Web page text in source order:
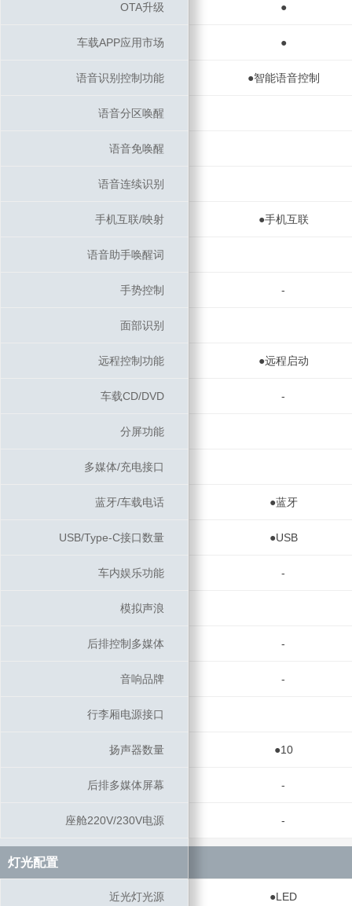
OTA升级 ●
车载APP应用市场 ●
语音识别控制功能 ●智能语音控制
语音分区唤醒
语音免唤醒
语音连续识别
手机互联/映射 ●手机互联
语音助手唤醒词
手势控制 -
面部识别
远程控制功能 ●远程启动
车载CD/DVD -
分屏功能
多媒体/充电接口
蓝牙/车载电话 ●蓝牙
USB/Type-C接口数量 ●USB
车内娱乐功能 -
模拟声浪
后排控制多媒体 -
音响品牌 -
行李厢电源接口
扬声器数量 ●10
后排多媒体屏幕 -
座舱220V/230V电源 -
灯光配置
近光灯光源 ●LED
OTA升级
车载APP应用市场
语音识别控制功能
语音分区唤醒
语音免唤醒
语音连续识别
手机互联/映射
语音助手唤醒词
手势控制
面部识别
远程控制功能
车载CD/DVD
分屏功能
多媒体/充电接口
蓝牙/车载电话
USB/Type-C接口数量
车内娱乐功能
模拟声浪
后排控制多媒体
音响品牌
行李厢电源接口
扬声器数量
后排多媒体屏幕
座舱220V/230V电源
灯光配置
近光灯光源